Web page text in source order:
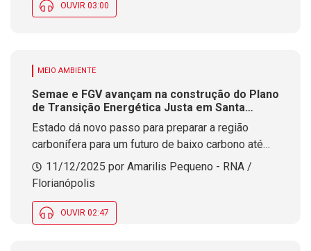
OUVIR 03:00
MEIO AMBIENTE
Semae e FGV avançam na construção do Plano
de Transição Energética Justa em Santa
Catarina
Estado dá novo passo para preparar a região
carbonífera para um futuro de baixo carbono até
2050.11/12/2025 por Amarilis Pequeno - RNA /
Florianópolis
OUVIR 02:47